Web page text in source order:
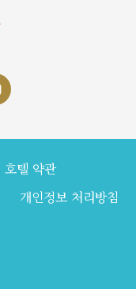
호텔 약관
개인정보 처리방침